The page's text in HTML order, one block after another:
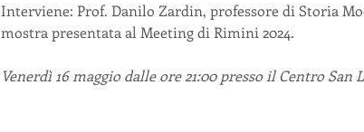
Interviene: Prof. Danilo Zardin, professore di Storia
mostra presentata al Meeting di Rimini 2024.
Venerdì 16 maggio dalle ore 21:00 presso il Centro